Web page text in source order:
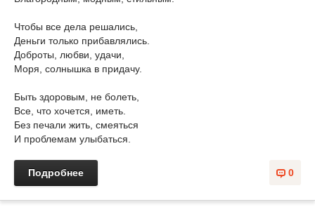
Чтобы все дела решались,
Деньги только прибавлялись.
Доброты, любви, удачи,
Моря, солнышка в придачу.
Быть здоровым, не болеть,
Все, что хочется, иметь.
Без печали жить, смеяться
И проблемам улыбаться.
0
Подробнее